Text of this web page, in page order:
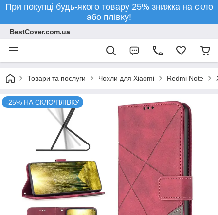
При покупці будь-якого товару 25% знижка на скло
або плівку!
BestCover.com.ua
Товари та послуги Чохли для Xiaomi Redmi Note
-25% НА СКЛО/ПЛІВКУ